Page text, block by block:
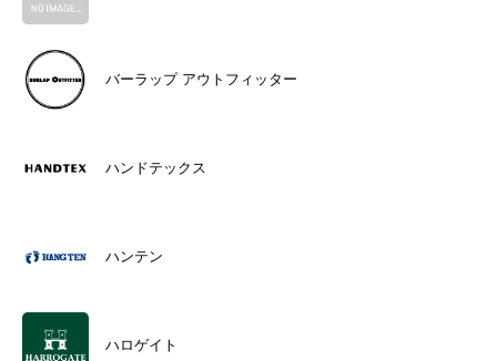
バーラップ アウトフィッター
ハンドテックス
ハンテン
ハロゲイト